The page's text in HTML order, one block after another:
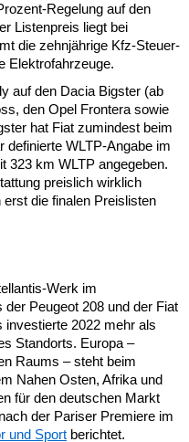
Regelung auf den
Listenpreis liegt bei
die zehnjährige Kfz-Steuer-
Elektrofahrzeuge.
auf den Dacia Bigster (ab
den Opel Frontera sowie
hat Fiat zumindest beim
definierte WLTP-Angabe im
323 km WLTP angegeben.
preislich wirklich
die finalen Preislisten
Werk im
Peugeot 208 und der Fiat
investierte 2022 mehr als
Standorts. Europa –
Raums – steht beim
Nahen Osten, Afrika und
für den deutschen Markt
der Pariser Premiere im
und Sport berichtet.